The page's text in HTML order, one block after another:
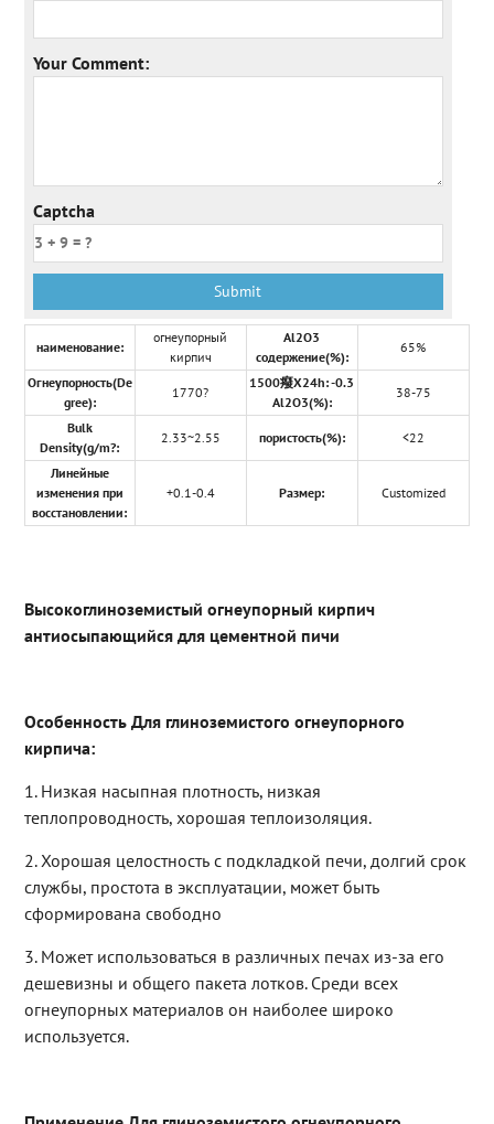
Your Comment:
Captcha
наименование:
огнеупорный
кирпич
Al2O3
содержение(%):
65%
Огнеупорность(De
gree):
1770?
1500癈X24h: -0.3
Al2O3(%):
38-75
Bulk
Density(g/m?:
2.33~2.55 пористость(%): <22
Линейные
изменения при
восстановлении:
+0.1-0.4 Размер: Customized
Высокоглиноземистый огнеупорный кирпич
антиосыпающийся для цементной пичи
Особенность Для глиноземистого огнеупорного
кирпича:
1. Низкая насыпная плотность, низкая
теплопроводность, хорошая теплоизоляция.
2. Хорошая целостность с подкладкой печи, долгий срок
службы, простота в эксплуатации, может быть
сформирована свободно
3. Может использоваться в различных печах из-за его
дешевизны и общего пакета лотков. Среди всех
огнеупорных материалов он наиболее широко
используется.